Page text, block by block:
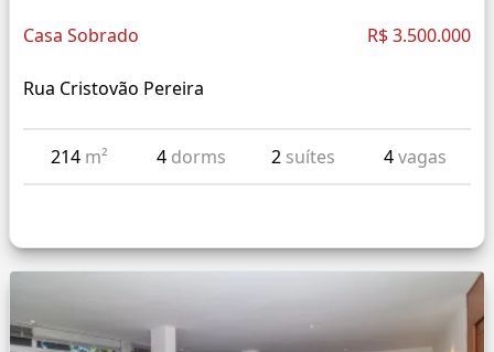
Casa Sobrado R$ 3.500.000
Rua Cristovão Pereira
214 m² 4 dorms 2 suítes 4vagas